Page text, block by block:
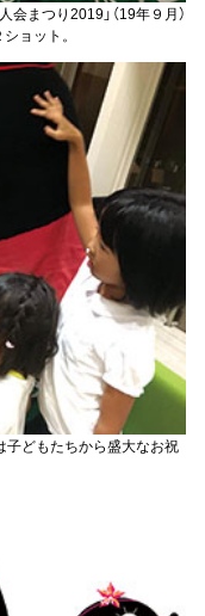
まつり2019」（19年９月）
ョット。
どもたちから盛大なお祝